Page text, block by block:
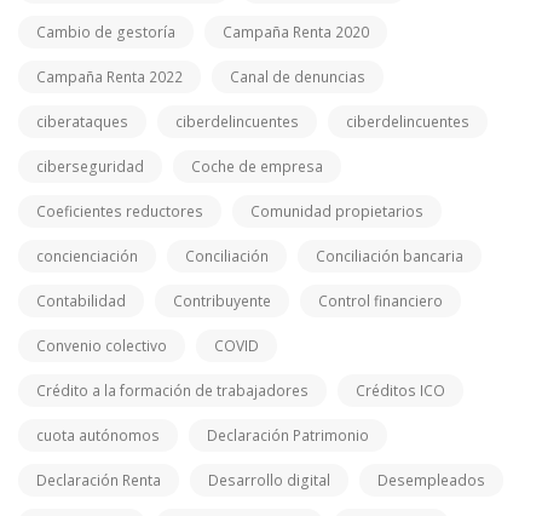
Cambio de gestoría Campaña Renta 2020
Campaña Renta 2022 Canal de denuncias
ciberataques ciberdelincuentes ciberdelincuentes
ciberseguridad Coche de empresa
Coeficientes reductores Comunidad propietarios
concienciación Conciliación Conciliación bancaria
Contabilidad Contribuyente Control financiero
Convenio colectivo COVID
Crédito a la formación de trabajadores Créditos ICO
cuota autónomos Declaración Patrimonio
Declaración Renta Desarrollo digital Desempleados